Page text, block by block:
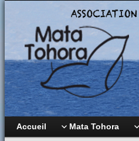
Accueil Mata Tohora